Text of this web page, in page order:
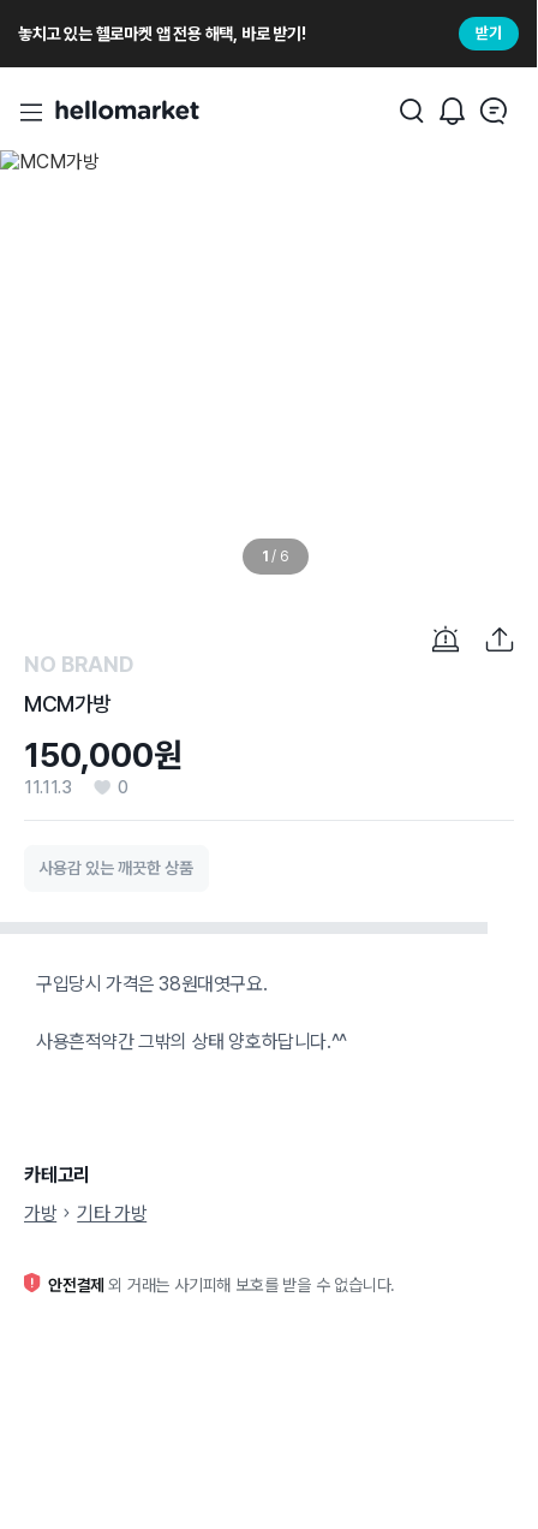
놓치고 있는 헬로마켓 앱 전용 해택, 바로 받기! 받기
1 / 6
NO BRAND
MCM가방
150,000원
11.11.3 0
사용감 있는 깨끗한 상품
구입당시 가격은 38원대엿구요.
사용흔적약간 그밖의 상태 양호하답니다.^^
카테고리
가방
기타 가방
안전결제 외 거래는 사기피해 보호를 받을 수 없습니다.